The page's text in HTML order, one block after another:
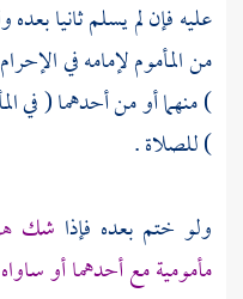
عليه فإن لم يسلم ثانيا
من المأموم لإمامه في
) منهما أو من أحدهما ( في
) للصلاة .
ولو ختم بعده فإذا شك
مأمومية مع أحدهما أو